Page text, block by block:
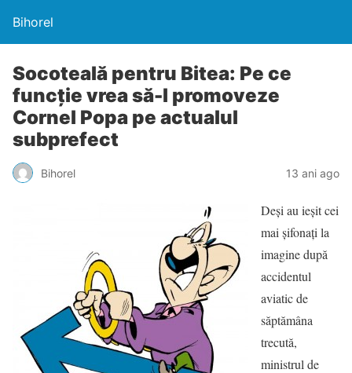
Bihorel
Socoteală pentru Bitea: Pe ce
funcţie vrea să-l promoveze
Cornel Popa pe actualul
subprefect
Bihorel 13 ani ago
Deşi au ieşit cei
mai şifonaţi la
imagine după
accidentul
aviatic de
săptămâna
trecută,
ministrul de